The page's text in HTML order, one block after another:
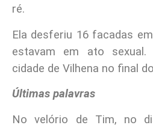
ré.
Ela desferiu 16 facadas
estavam em ato
cidade de Vilhena no final
Últimas palavras
No velório de Tim, no